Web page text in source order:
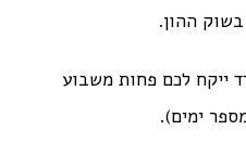
ההון.
ייקח לכם פחות משבוע
ימים).